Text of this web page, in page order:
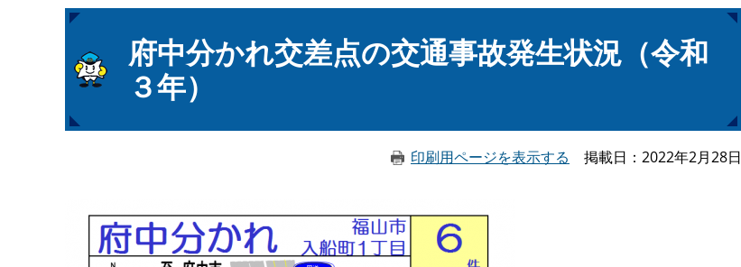
文
府中分かれ交差点の交通事故発生状況（令和
３年）
印刷用ページを表示する 掲載日 2022年2月28日